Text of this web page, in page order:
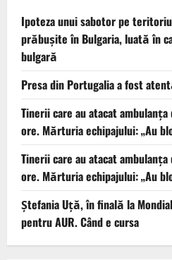
Ipoteza unui sabotor pe
prăbușite în Bulgaria, luată în
bulgară
Presa din Portugalia a fost
Tinerii care au atacat
ore. Mărturia echipajului: „Au
Tinerii care au atacat
ore. Mărturia echipajului: „Au
Ștefania Uță, în finală la
pentru AUR. Când e cursa